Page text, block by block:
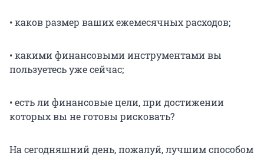
• каков размер ваших ежемесячных расходов;
• какими финансовыми инструментами вы
пользуетесь уже сейчас;
• есть ли финансовые цели, при достижении
которых вы не готовы рисковать?
На сегодняшний день, пожалуй, лучшим способом